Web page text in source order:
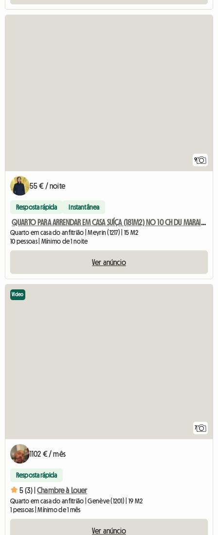
9
55 € / noite
Resposta rápida Instantânea
QUARTO PARA ARRENDAR EM CASA SUÍÇA (181M2) NO 10 CH DU MARAIS LONG
Quarto em casa do anfitrião | Meyrin (1217) | 15 M2
10 pessoas | Mínimo de 1 noite
Ver anúncio
7
Vídeo
1102 € / mês
Resposta rápida
5 (3) | Chambre à Louer
Quarto em casa do anfitrião | Genève (1201) | 19 M2
1 pessoas | Mínimo de 1 mês
Ver anúncio